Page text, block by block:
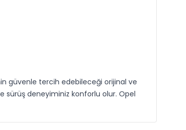
güvenle tercih edebileceği orijinal ve
sürüş deneyiminiz konforlu olur. Opel